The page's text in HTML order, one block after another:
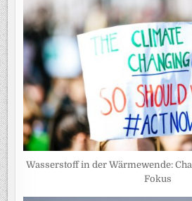
Wasserstoff in der Wärmewende:
Fokus